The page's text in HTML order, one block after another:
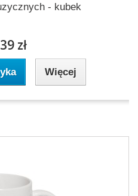
- kubek
zł
Więcej